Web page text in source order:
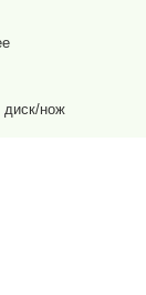
диск/нож